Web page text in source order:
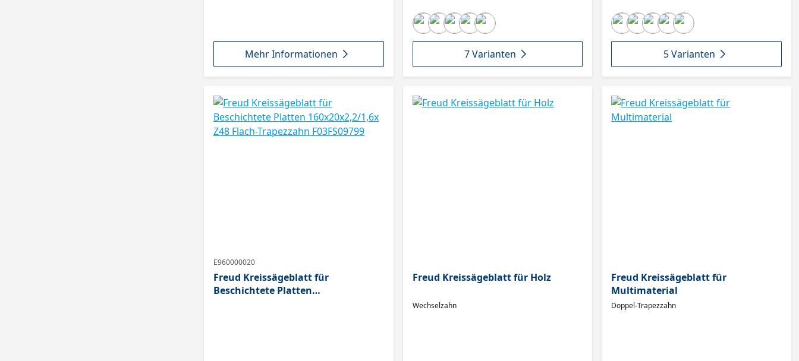
Mehr Informationen 7 Varianten 5 Varianten
E960000020
Freud Kreissägeblatt für
Beschichtete Platten
Freud Kreissägeblatt für Holz
Wechselzahn
Freud Kreissägeblatt für
Multimaterial
Doppel-Trapezzahn